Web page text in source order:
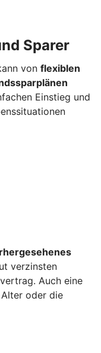
Sparer
von flexiblen
Einstieg und
verzinsten
Auch eine
oder die